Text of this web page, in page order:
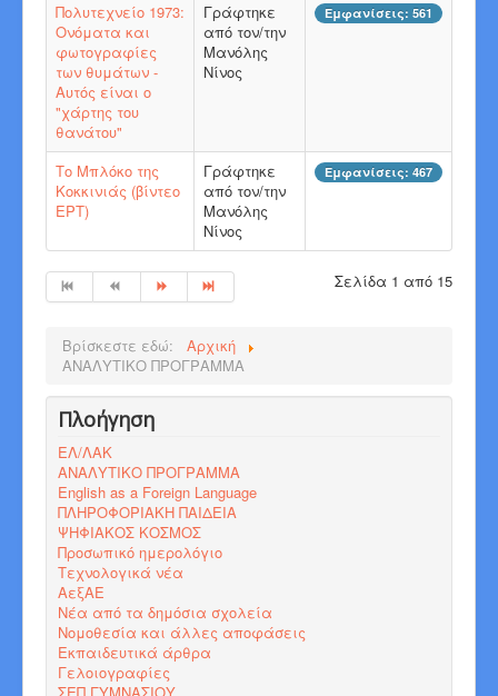
Πολυτεχνείο 1973:
Ονόματα και
φωτογραφίες
των θυμάτων -
Αυτός είναι ο
"χάρτης του
θανάτου"
Γράφτηκε
από τον/την
Μανόλης
Νίνος
Εμφανίσεις: 561
Το Μπλόκο της
Κοκκινιάς (βίντεο
ΕΡΤ)
Γράφτηκε
από τον/την
Μανόλης
Νίνος
Εμφανίσεις: 467
Σελίδα 1 από 15
Βρίσκεστε εδώ:
Αρχική
ΑΝΑΛΥΤΙΚΟ ΠΡΟΓΡΑΜΜΑ
Πλοήγηση
ΕΛ/ΛΑΚ
ΑΝΑΛΥΤΙΚΟ ΠΡΟΓΡΑΜΜΑ
English as a Foreign Language
ΠΛΗΡΟΦΟΡΙΑΚΗ ΠΑΙΔΕΙΑ
ΨΗΦΙΑΚΟΣ ΚΟΣΜΟΣ
Προσωπικό ημερολόγιο
Τεχνολογικά νέα
ΑεξΑΕ
Νέα από τα δημόσια σχολεία
Νομοθεσία και άλλες αποφάσεις
Εκπαιδευτικά άρθρα
Γελοιογραφίες